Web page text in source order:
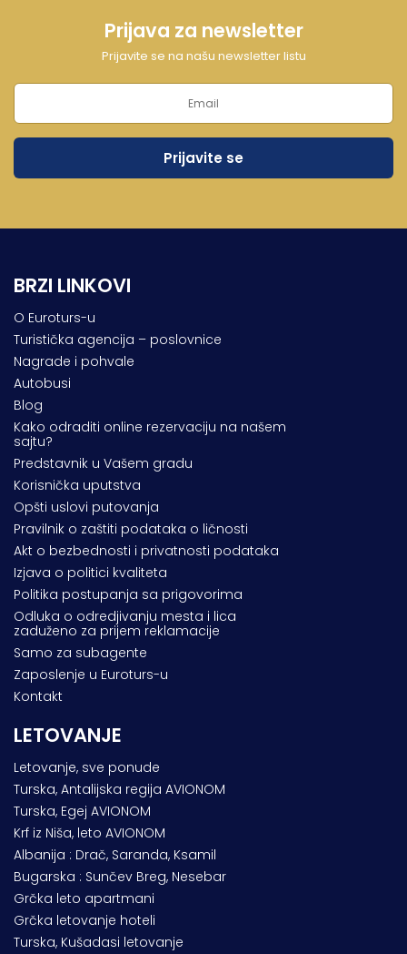
Prijava za newsletter
Prijavite se na našu newsletter listu
BRZI LINKOVI
O Euroturs-u
Turistička agencija – poslovnice
Nagrade i pohvale
Autobusi
Blog
Kako odraditi online rezervaciju na našem
sajtu?
Predstavnik u Vašem gradu
Korisnička uputstva
Opšti uslovi putovanja
Pravilnik o zaštiti podataka o ličnosti
Akt o bezbednosti i privatnosti podataka
Izjava o politici kvaliteta
Politika postupanja sa prigovorima
Odluka o odredjivanju mesta i lica
zaduženo za prijem reklamacije
Samo za subagente
Zaposlenje u Euroturs-u
Kontakt
LETOVANJE
Letovanje, sve ponude
Turska, Antalijska regija AVIONOM
Turska, Egej AVIONOM
Krf iz Niša, leto AVIONOM
Albanija : Drač, Saranda, Ksamil
Bugarska : Sunčev Breg, Nesebar
Grčka leto apartmani
Grčka letovanje hoteli
Turska, Kušadasi letovanje